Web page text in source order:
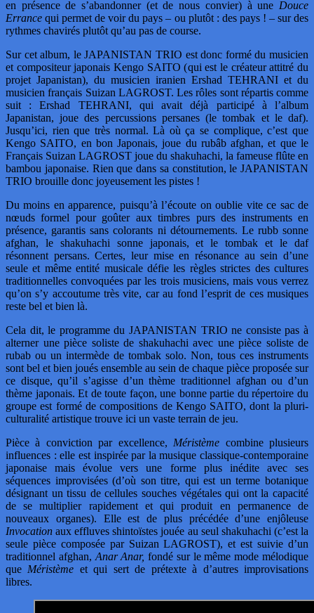
en présence de s’abandonner (et de nous convier) à une Douce
Errance qui permet de voir du pays – ou plutôt : des pays ! – sur des
rythmes chavirés plutôt qu’au pas de course.
Sur cet album, le JAPANISTAN TRIO est donc formé du musicien
et compositeur japonais Kengo SAITO (qui est le créateur attitré du
projet Japanistan), du musicien iranien Ershad TEHRANI et du
musicien français Suizan LAGROST. Les rôles sont répartis comme
suit : Ershad TEHRANI, qui avait déjà participé à l’album
Japanistan, joue des percussions persanes (le tombak et le daf).
Jusqu’ici, rien que très normal. Là où ça se complique, c’est que
Kengo SAITO, en bon Japonais, joue du rubâb afghan, et que le
Français Suizan LAGROST joue du shakuhachi, la fameuse flûte en
bambou japonaise. Rien que dans sa constitution, le JAPANISTAN
TRIO brouille donc joyeusement les pistes !
Du moins en apparence, puisqu’à l’écoute on oublie vite ce sac de
nœuds formel pour goûter aux timbres purs des instruments en
présence, garantis sans colorants ni détournements. Le rubb sonne
afghan, le shakuhachi sonne japonais, et le tombak et le daf
résonnent persans. Certes, leur mise en résonance au sein d’une
seule et même entité musicale défie les règles strictes des cultures
traditionnelles convoquées par les trois musiciens, mais vous verrez
qu’on s’y accoutume très vite, car au fond l’esprit de ces musiques
reste bel et bien là.
Cela dit, le programme du JAPANISTAN TRIO ne consiste pas à
alterner une pièce soliste de shakuhachi avec une pièce soliste de
rubab ou un intermède de tombak solo. Non, tous ces instruments
sont bel et bien joués ensemble au sein de chaque pièce proposée sur
ce disque, qu’il s’agisse d’un thème traditionnel afghan ou d’un
thème japonais. Et de toute façon, une bonne partie du répertoire du
groupe est formé de compositions de Kengo SAITO, dont la pluri-
culturalité artistique trouve ici un vaste terrain de jeu.
Pièce à conviction par excellence, Méristème combine plusieurs
influences : elle est inspirée par la musique classique-contemporaine
japonaise mais évolue vers une forme plus inédite avec ses
séquences improvisées (d’où son titre, qui est un terme botanique
désignant un tissu de cellules souches végétales qui ont la capacité
de se multiplier rapidement et qui produit en permanence de
nouveaux organes). Elle est de plus précédée d’une enjôleuse
Invocation aux effluves shintoïstes jouée au seul shakuhachi (c’est la
seule pièce composée par Suizan LAGROST), et est suivie d’un
traditionnel afghan, Anar Anar, fondé sur le même mode mélodique
que Méristème et qui sert de prétexte à d’autres improvisations
libres.